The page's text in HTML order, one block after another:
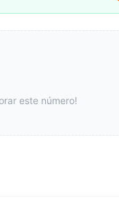
este número!